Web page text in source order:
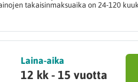
takaisinmaksuaika on 24-120
Laina-aika
12 kk - 15 vuotta